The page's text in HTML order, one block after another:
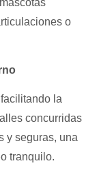
o
la
concurridas
y seguras, una
tranquilo.